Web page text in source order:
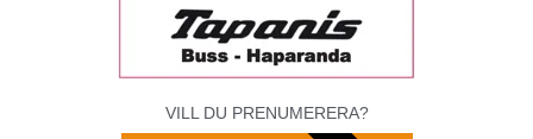
VILL DU PRENUMERERA?